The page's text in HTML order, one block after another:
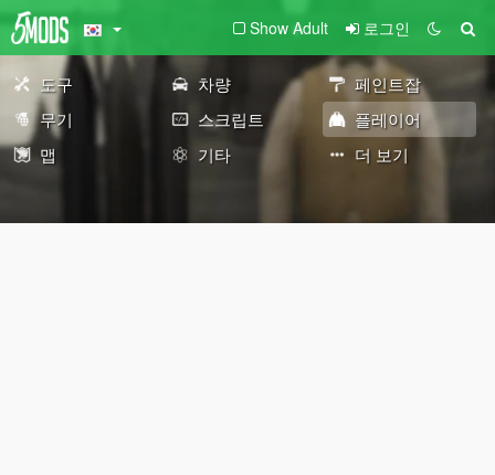
Show Adult 로그인
도구 차량
페인트잡
무기
스크립트
플레이어
맵
기타 더 보기